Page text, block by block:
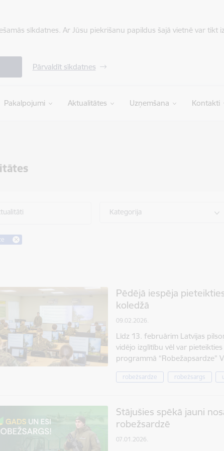
sīkdatnes. Ar Jūsu piekrišanu papildus šajā vietnē var tikt
Pārvaldīt sīkdatnes
Pakalpojumi Aktualitātes Uzņemšana Kontakti
Kategorija
Pēdējā iespēja
koledžā
09.02.2026.
Līdz 13. februārim Latvijas
vidējo izglītību vēl var
programmā “Robežapsardze”
robežsardze robežsargs
Stājušies spēkā jauni
robežsardzē
07.01.2026.